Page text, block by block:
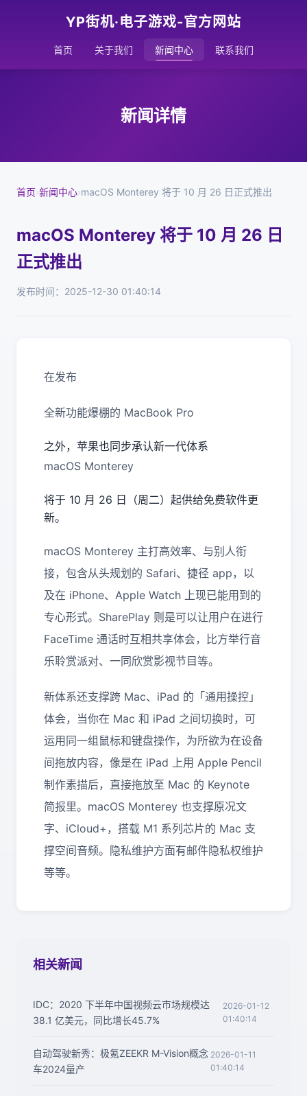
YP街机·电子游戏-官方网站
首页 关于我们 新闻中心 联系我们
新闻详情
首页›新闻中心›macOS Monterey 将于 10 月 26 日正式推出
macOS Monterey 将于 10 月 26 日
正式推出
发布时间：2025-12-30 01:40:14
在发布
全新功能爆棚的 MacBook Pro
之外，苹果也同步承认新一代体系
macOS Monterey
将于 10 月 26 日（周二）起供给免费软件更
新。
macOS Monterey 主打高效率、与别人衔
接，包含从头规划的 Safari、捷径 app，以
及在 iPhone、Apple Watch 上现已能用到的
专心形式。SharePlay 则是可以让用户在进行
FaceTime 通话时互相共享体会，比方举行音
乐聆赏派对、一同欣赏影视节目等。
新体系还支撑跨 Mac、iPad 的「通用操控」
体会，当你在 Mac 和 iPad 之间切换时，可
运用同一组鼠标和键盘操作，为所欲为在设备
间拖放内容，像是在 iPad 上用 Apple Pencil
制作素描后，直接拖放至 Mac 的 Keynote
简报里。macOS Monterey 也支撑原况文
字、iCloud+，搭载 M1 系列芯片的 Mac 支
撑空间音频。隐私维护方面有邮件隐私权维护
等等。
相关新闻
IDC：2020 下半年中国视频云市场规模达
38.1 亿美元，同比增长45.7%
2026-01-12
01:40:14
自动驾驶新秀：极氪ZEEKR M-Vision概念
车2024量产
2026-01-11
01:40:14